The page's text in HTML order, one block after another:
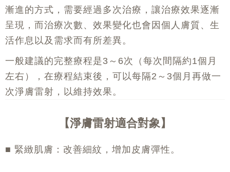
漸進的方式，需要經過多次治療，讓治療效果逐漸
呈現，而治療次數、效果變化也會因個人膚質、生
活作息以及需求而有所差異。
一般建議的完整療程是3～6次（每次間隔約1個月
左右），在療程結束後，可以每隔2～3個月再做一
次淨膚雷射，以維持效果。
淨膚雷射適合對象
■ 緊緻肌膚：改善細紋，增加皮膚彈性。